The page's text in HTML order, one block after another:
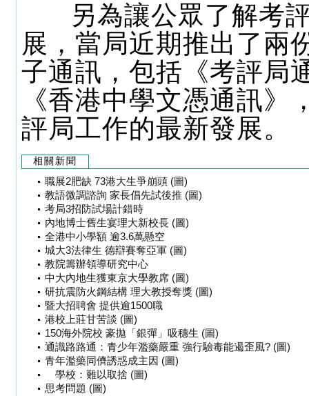
另為讓公眾了解考
展，當局近期推出了兩
子通訊，包括《考評局
《香港中學文憑通訊》
評局工作的最新發展。
相關新聞
職展2肥缺 73港大生爭崩頭 (圖)
教語微調諮詢 家長倡先試後推 (圖)
考局3招防試場計錯時
內地博士舊生宴理大新校長 (圖)
全港中小學額 逾3.6萬懸空
城大3法律生 德辯賽奪亞軍 (圖)
教院籌辦領導研究中心
中大內地生獲東京大學教席 (圖)
研抗震防火鋼結構 理大教授奪獎 (圖)
暨大招聘會 提供逾1500職
港校上莊甘苦談 (圖)
150海外院校 豪拋「銀彈」吸穗生 (圖)
通識路路通：青少年濫藥嚴重 強行驗毒能遏歪風? (圖)
青年濫藥同儕誘惑成主因 (圖)
學校：難以取捨 (圖)
思考問題 (圖)